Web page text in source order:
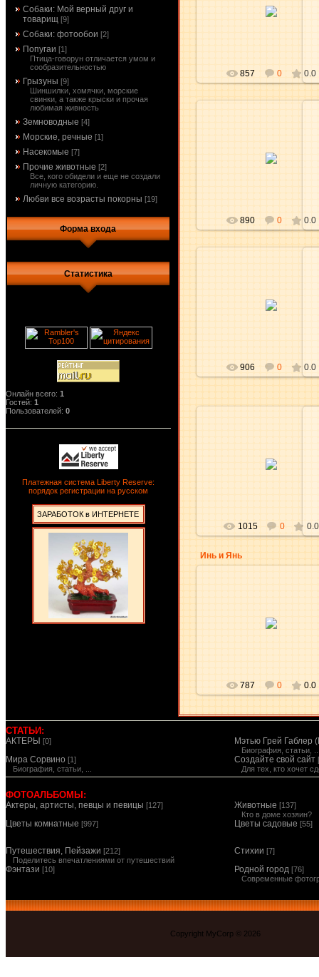
Собаки: Мой верный друг и
товарищ [9]
Собаки: фотообои [2]
Попугаи [1]
Птица-говорун отличается умом и
сообразительностью
Грызуны [9]
Шиншилки, хомячки, морские
свинки, а также крыски и прочая
любимая живность
Земноводные [4]
Морские, речные [1]
Насекомые [7]
Прочие животные [2]
Все, кого обидели и еще не создали
личную категорию.
Любви все возрасты покорны [19]
Форма входа
Статистика
Онлайн всего: 1
Гостей: 1
Пользователей: 0
Платежная система Liberty Reserve:
порядок регистрации на русском
ЗАРАБОТОК в ИНТЕРНЕТЕ
857 0 0.0
890 0 0.0
906 0 0.0
1015 0 0.0
Инь и Янь
787 0 0.0
СТАТЬИ:
АКТЕРЫ [0] Мэтью Грей Габлер
Биография, статьи,
Мира Сорвино [1]
Биография, статьи, ...
Создайте свой сайт
Для тех, кто хочет
ФОТОАЛЬБОМЫ:
Актеры, артисты, певцы и певицы [127] Животные [137]
Кто в доме хозяин?
Цветы комнатные [997] Цветы садовые [55]
Путешествия, Пейзажи [212]
Поделитесь впечатлениями от путешествий
Стихии [7]
Фэнтази [10] Родной город [76]
Современные
Copyright MyCorp © 2026